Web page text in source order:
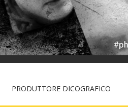
PRODUTTORE DICOGRAFICO